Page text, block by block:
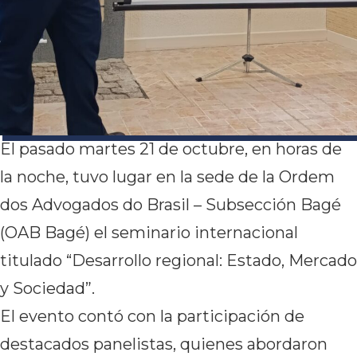
El pasado martes 21 de octubre, en horas de
la noche, tuvo lugar en la sede de la Ordem
dos Advogados do Brasil – Subsección Bagé
(OAB Bagé) el seminario internacional
titulado “Desarrollo regional: Estado, Mercado
y Sociedad”.
El evento contó con la participación de
destacados panelistas, quienes abordaron